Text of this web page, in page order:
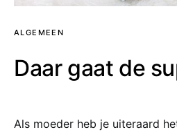
ALGEMEEN
Daar gaat de
Als moeder heb je uiteraard